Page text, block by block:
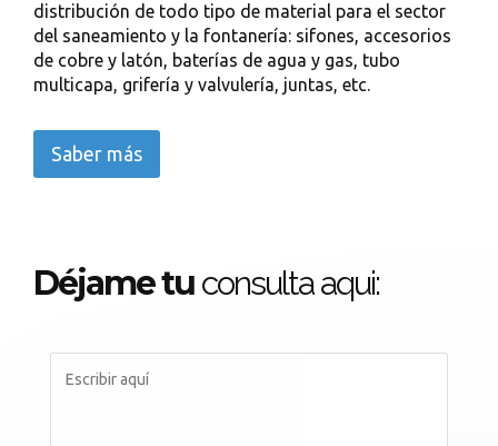
distribución de todo tipo de material para el sector
del saneamiento y la fontanería: sifones, accesorios
de cobre y latón, baterías de agua y gas, tubo
multicapa, grifería y valvulería, juntas, etc.
Saber más
Déjame tu consulta aqui: